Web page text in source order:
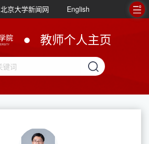
北京大学新闻网 English
教师个人主页